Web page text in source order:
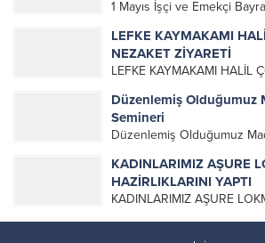
1 Mayıs İşçi ve Emekçi
kutlandı. Alevi Kültür
olduğu gibi bu yıl da
aldık....
LEFKE KAYMAKAMI
NEZAKET ZİYARETİ
LEFKE KAYMAKAMI HALİL
Kurulu ve Lefke Şubesi
Genel Başkan Metin Kaya
Kaymakamı Sn. Halil
Düzenlemiş Olduğumuz
Semineri
Düzenlemiş Olduğumuz
KADINLARIMIZ AŞURE
HAZİRLIKLARINI YAPTI
KADINLARIMIZ AŞURE